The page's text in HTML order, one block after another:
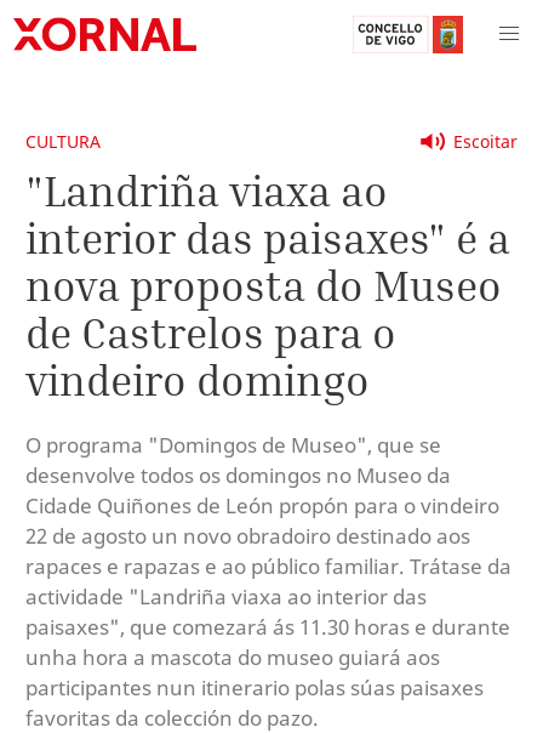
Escoitar
CULTURA
"Landriña viaxa ao
interior das paisaxes" é a
nova proposta do Museo
de Castrelos para o
vindeiro domingo
O programa "Domingos de Museo", que se
desenvolve todos os domingos no Museo da
Cidade Quiñones de León propón para o vindeiro
22 de agosto un novo obradoiro destinado aos
rapaces e rapazas e ao público familiar. Trátase da
actividade "Landriña viaxa ao interior das
paisaxes", que comezará ás 11.30 horas e durante
unha hora a mascota do museo guiará aos
participantes nun itinerario polas súas paisaxes
favoritas da colección do pazo.